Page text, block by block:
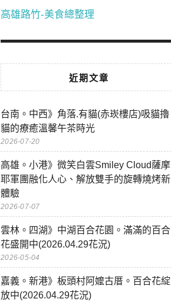
高雄路竹-美食總整理
近期文章
台南。中西》角落.有貓(赤崁樓店)吸貓擼
貓的療癒溫馨午茶時光
2026-07-20
高雄。小港》微笑白雲Smiley Cloud薩摩
耶軍團融化人心、解放雙手的旋轉燒烤新
體驗
2026-07-07
雲林。四湖》中湖百合花園。滿滿的百合
花盛開中(2026.04.29花況)
2026-05-04
嘉義。新港》板頭村阿嬤古厝。百合花綻
放中(2026.04.29花況)